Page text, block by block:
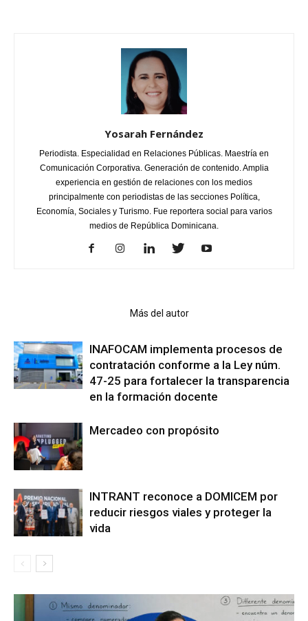
Yosarah Fernández
Periodista. Especialidad en Relaciones Públicas. Maestría en
Comunicación Corporativa. Generación de contenido. Amplia
experiencia en gestión de relaciones con los medios
principalmente con periodistas de las secciones Política,
Economía, Sociales y Turismo. Fue reportera social para varios
medios de República Dominicana.
Más del autor
INAFOCAM implementa procesos de
contratación conforme a la Ley núm.
47-25 para fortalecer la transparencia
en la formación docente
Mercadeo con propósito
INTRANT reconoce a DOMICEM por
reducir riesgos viales y proteger la
vida